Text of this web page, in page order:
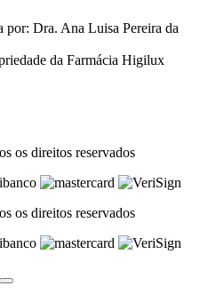
por: Dra. Ana Luisa Pereira da
da Farmácia Higilux
os direitos reservados
os direitos reservados